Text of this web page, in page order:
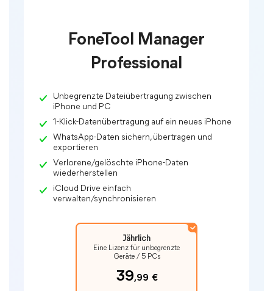
FoneTool Manager
Professional
Unbegrenzte Dateiübertragung zwischen
iPhone und PC
1-Klick-Datenübertragung auf ein neues iPhone
WhatsApp-Daten sichern, übertragen und
exportieren
Verlorene/gelöschte iPhone-Daten
wiederherstellen
iCloud Drive einfach
verwalten/synchronisieren
Jährlich
Eine Lizenz für unbegrenzte
Geräte / 5 PCs
39,99 €